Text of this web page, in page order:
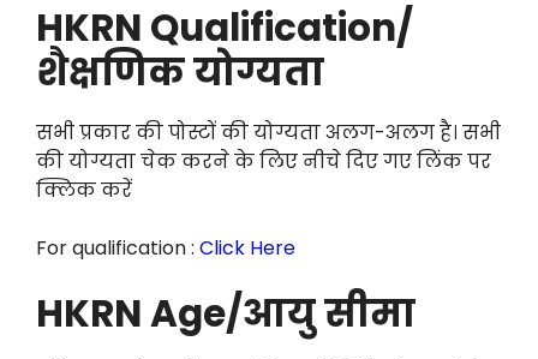
HKRN Qualification/
शैक्षणिक योग्यता
सभी प्रकार की पोस्टों की योग्यता अलग-अलग है। सभी
की योग्यता चेक करने के लिए नीचे दिए गए लिंक पर
क्लिक करें
For qualification : Click Here
HKRN Age/आयु सीमा